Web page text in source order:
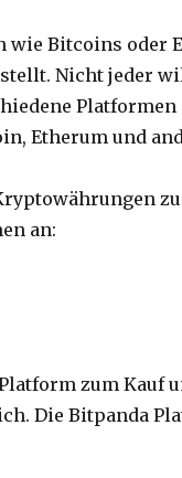
wie Bitcoins oder
Nicht jeder
Etherum und
an:
zum Kauf
Die Bitpanda